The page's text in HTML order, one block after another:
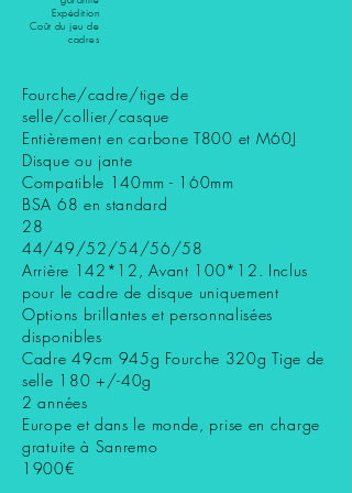
Expédition
Coût du jeu de
cadres
Fourche/cadre/tige de
selle/collier/casque
Entièrement en carbone T800 et M60J
Disque ou jante
Compatible 140mm - 160mm
BSA 68 en standard
28
44/49/52/54/56/58
Arrière 142*12, Avant 100*12. Inclus
pour le cadre de disque uniquement
Options brillantes et personnalisées
disponibles
Cadre 49cm 945g Fourche 320g Tige de
selle 180 +/-40g
2 années
Europe et dans le monde, prise en charge
gratuite à Sanremo
1900€